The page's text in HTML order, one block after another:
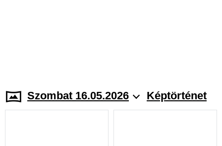
Szombat 16.05.2026 Képtörténet